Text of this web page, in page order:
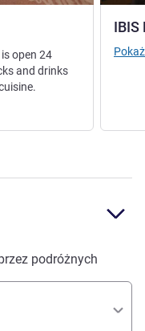
open 24
and drinks
IBIS
podróżnych